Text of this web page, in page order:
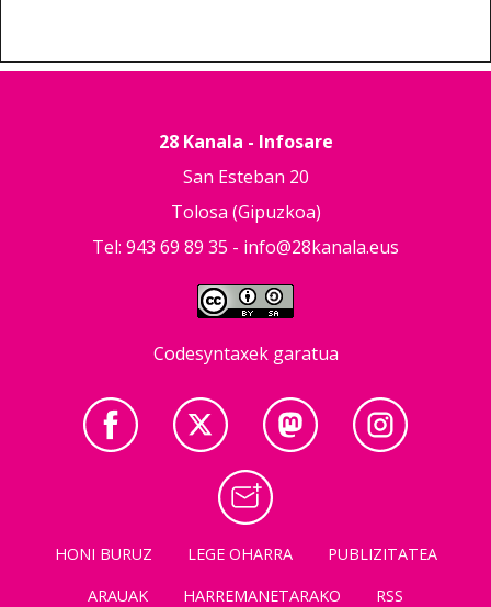
28 Kanala - Infosare
San Esteban 20
Tolosa (Gipuzkoa)
Tel: 943 69 89 35 - info@28kanala.eus
Codesyntaxek garatua
HONI BURUZ LEGE OHARRA
PUBLIZITATEA
ARAUAK
HARREMANETARAKO RSS